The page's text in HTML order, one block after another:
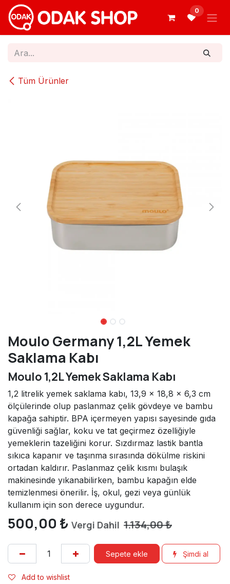
İçereği Atla
0
Tüm Ürünler
Moulo Germany 1,2L Yemek
Saklama Kabı
Moulo 1,2L Yemek Saklama Kabı
1,2 litrelik yemek saklama kabı, 13,9 x 18,8 x 6,3 cm
ölçülerinde olup paslanmaz çelik gövdeye ve bambu
kapağa sahiptir. BPA içermeyen yapısı sayesinde gıda
güvenliği sağlar, koku ve tat geçirmez özelliğiyle
yemeklerin tazeliğini korur. Sızdırmaz lastik bantla
sıkıca kapanır ve taşınma sırasında dökülme riskini
ortadan kaldırır. Paslanmaz çelik kısmı bulaşık
makinesinde yıkanabilirken, bambu kapağın elde
temizlenmesi önerilir. İş, okul, gezi veya günlük
kullanım için son derece uygundur.
500,00 ₺ Vergi Dahil 1.134,00₺
Sepete ekle Şimdi al
Add to wishlist